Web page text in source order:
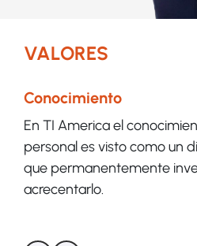
VALORES
Conocimiento
En TI America el
personal es visto como un
que permanentemente
acrecentarlo.